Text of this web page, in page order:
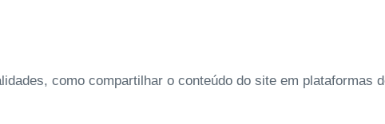
como compartilhar o conteúdo do site em plataformas